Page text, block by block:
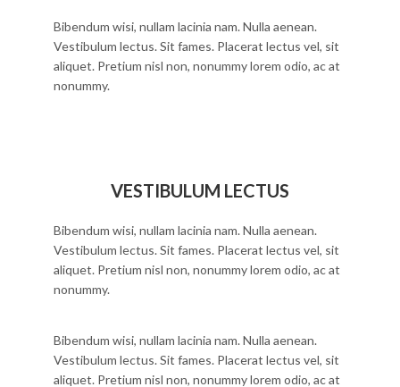
Bibendum wisi, nullam lacinia nam. Nulla aenean.
Vestibulum lectus. Sit fames. Placerat lectus vel, sit
aliquet. Pretium nisl non, nonummy lorem odio, ac at
nonummy.
VESTIBULUM LECTUS
Bibendum wisi, nullam lacinia nam. Nulla aenean.
Vestibulum lectus. Sit fames. Placerat lectus vel, sit
aliquet. Pretium nisl non, nonummy lorem odio, ac at
nonummy.
Bibendum wisi, nullam lacinia nam. Nulla aenean.
Vestibulum lectus. Sit fames. Placerat lectus vel, sit
aliquet. Pretium nisl non, nonummy lorem odio, ac at